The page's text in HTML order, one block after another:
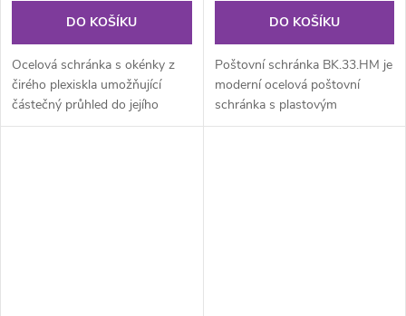
DO KOŠÍKU
Ocelová schránka s okénky z
čirého plexiskla umožňující
částečný průhled do jejího
vnitřku a tubusem na
DO KOŠÍKU
Poštovní schránka BK.33.HM je
moderní ocelová poštovní
schránka s plastovým
rámečkem pro vložení